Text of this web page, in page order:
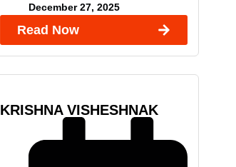
December 27, 2025
Read Now
KRISHNA VISHESHNAK